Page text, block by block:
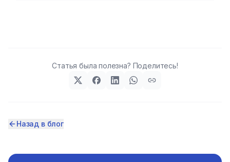
Статья была полезна? Поделитесь!
Назад в блог